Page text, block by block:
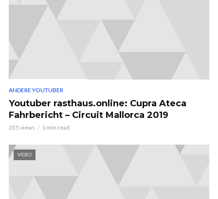
ANDERE YOUTUBER
Youtuber rasthaus.online: Cupra Ateca
Fahrbericht – Circuit Mallorca 2019
355 views 1 min read
VIDEO